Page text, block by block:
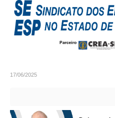
APRESENTAÇÃO
PALAVRA DO PRESIDENTE
17/06/2025